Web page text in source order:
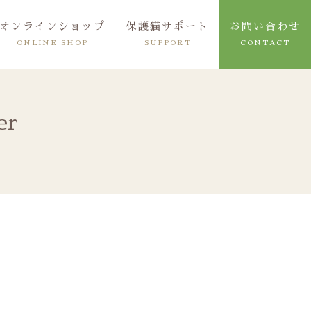
オンラインショップ
ONLINE SHOP
保護猫サポート
SUPPORT
お問い合わせ
CONTACT